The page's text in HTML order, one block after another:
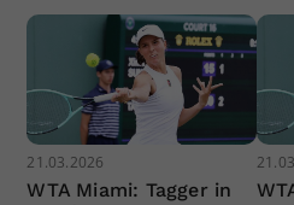
21.03.2026
WTA Miami: Tagger in